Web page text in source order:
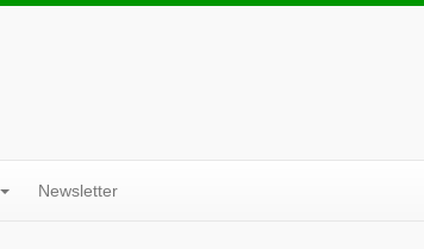
Newsletter